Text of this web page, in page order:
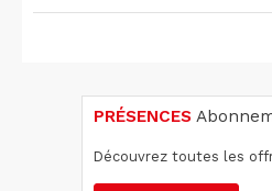
PRÉSENCES
Découvrez toutes les